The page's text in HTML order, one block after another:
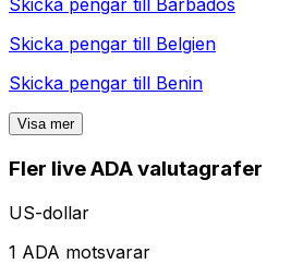
Skicka pengar till
Barbados
Skicka pengar till Belgien
Skicka pengar till Benin
Visa mer
Fler live ADA valutagrafer
US-dollar
1 ADA motsvarar